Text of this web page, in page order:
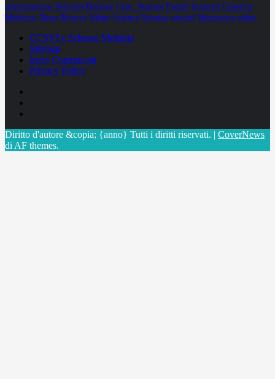
alimentazione biologia Biology Com. Stampa Epatiti featured Genetica
Medicina News Ricerca Salute Science Scienza vaccini Veterinaria video
CCSVI e Sclerosi Multipla
Sitemap
Invia Comunicati
Privacy Policy
Diritto d'autore &copia; {anno} Tutti i diritti riservati. | CoverNews
di AF themes.